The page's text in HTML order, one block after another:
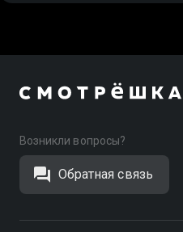
Возникли вопросы?
Обратная связь